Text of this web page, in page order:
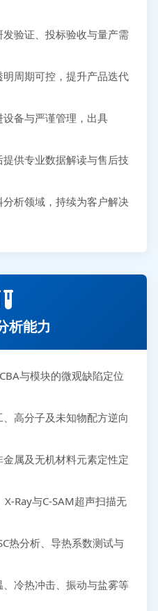
发验证、投标验收与量产需
明周期可控，提升产品迭代
设备与严谨管理，出具
提供专业数据解读与售后技
分析领域，持续为客户解决
析能力
与模块的微观缺陷定位
、高分子及未知物配方逆向
金属及无机材料元素定性定
X-Ray与C-SAM超声扫描无
热分析、导热系数测试与
、冷热冲击、振动与盐雾等